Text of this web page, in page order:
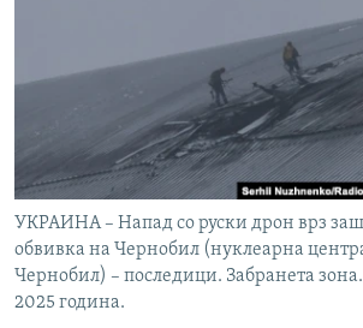
УКРАИНА – Напад со руски дрон врз
обвивка на Чернобил (нуклеарна
Чернобил) – последици. Забранета
2025 година.